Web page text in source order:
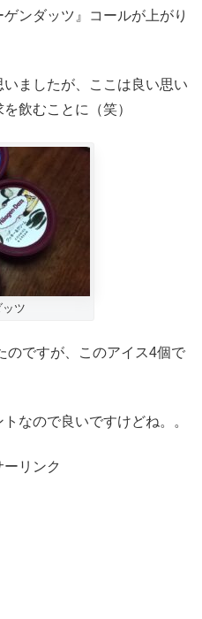
ンダッツ』コールが上がり
ましたが、ここは良い思い
飲むことに（笑）
ッツ
のですが、このアイス4個で
なので良いですけどね。。
ーリンク